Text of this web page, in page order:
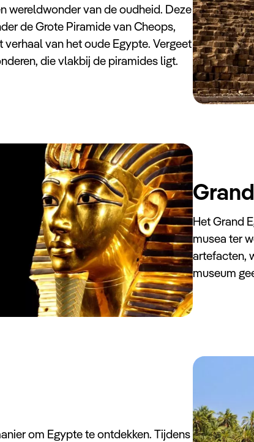
wereldwonder van de oudheid. Deze
de Grote Piramide van Cheops,
van het oude Egypte. Vergeet
die vlakbij de piramides ligt.
Het Grand
musea ter
artefacten,
museum
om Egypte te ontdekken. Tijdens